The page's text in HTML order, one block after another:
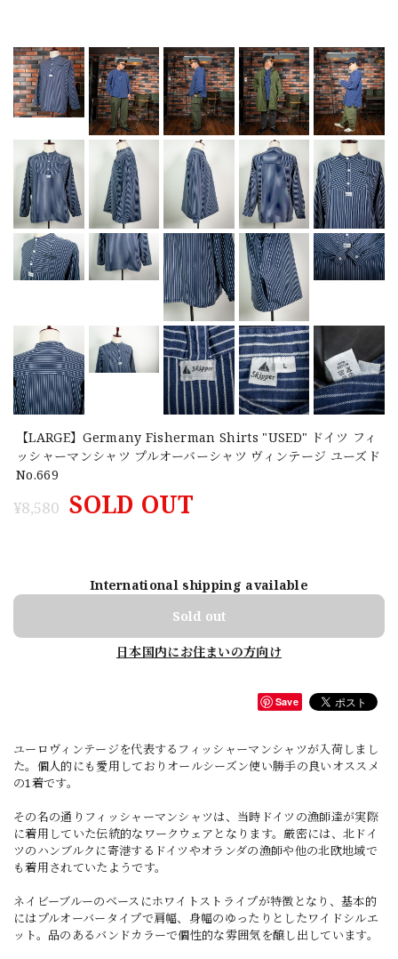
【LARGE】Germany Fisherman Shirts "USED" ドイツ フィ
ッシャーマンシャツ プルオーバーシャツ ヴィンテージ ユーズド
No.669
¥8,580 SOLD OUT
International shipping available
Sold out
日本国内にお住まいの方向け
Save
ユーロヴィンテージを代表するフィッシャーマンシャツが入荷しまし
た。個人的にも愛用しておりオールシーズン使い勝手の良いオススメ
の1着です。
その名の通りフィッシャーマンシャツは、当時ドイツの漁師達が実際
に着用していた伝統的なワークウェアとなります。厳密には、北ドイ
ツのハンブルクに寄港するドイツやオランダの漁師や他の北欧地域で
も着用されていたようです。
ネイビーブルーのベースにホワイトストライプが特徴となり、基本的
にはプルオーバータイプで肩幅、身幅のゆったりとしたワイドシルエ
ット。品のあるバンドカラーで個性的な雰囲気を醸し出しています。